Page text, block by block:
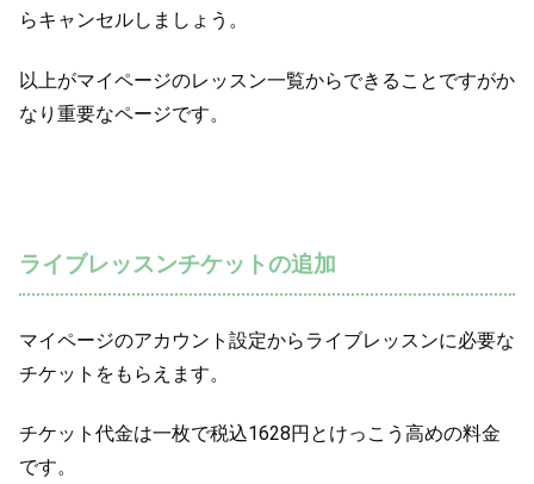
らキャンセルしましょう。
以上がマイページのレッスン一覧からできることですがか
なり重要なページです。
ライブレッスンチケットの追加
マイページのアカウント設定からライブレッスンに必要な
チケットをもらえます。
チケット代金は一枚で税込1628円とけっこう高めの料金
です。